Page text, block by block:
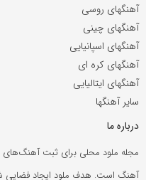
آهنگهای روسی
آهنگهای چینی
آهنگهای اسپانیایی
آهنگهای کره ای
آهنگهای ایتالیایی
سایر آهنگها
درباره ما
مجله ملود محلی برای ثبت
آهنگ است. هدف ملود ایجاد فضایی